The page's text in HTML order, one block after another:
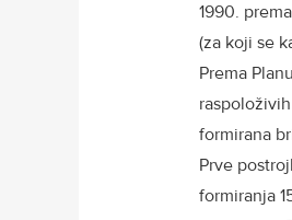
1990.
(za koji se
Prema
formirana
Prve
formiranja